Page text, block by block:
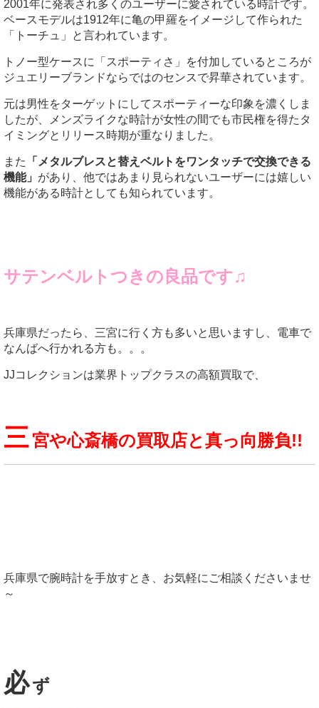
2001年に発表され多くのユーザーに愛されている時計です。
ベースモデルは1912年に亀の甲羅をイメージして作られた
「トーチュ」と言われています。
トノー型ケースに「スポーティさ」を付加しているところが
ジュエリーブランドならではのセンスで昇華されています。
元は男性をターゲットにしてスポーティーな印象を濃くしま
したが、メンズライクな時計が女性の間でも市民権を得たタ
イミングとリリース時期が重なりました。
また
「メタルブレスと替えベルトをワンタッチで交換できる
機能」 があり、他ではあまり見られないユーザーには嬉しい
機能がある時計としても知られています。
サテンベルトつきの良品です♫
兵庫県だったら、三宮に行く方も多いと思いますし、電車で
なんばへ行かれる方も。。。
JJコレクションは業界トップクラスの高額買取で、
三宮や心斎橋の買取店と真っ向勝負!!
兵庫県で腕時計を手放すとき、お気軽にご相談くださいませ
～
必ず